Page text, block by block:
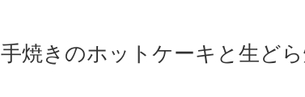
手焼きのホットケーキと生どら